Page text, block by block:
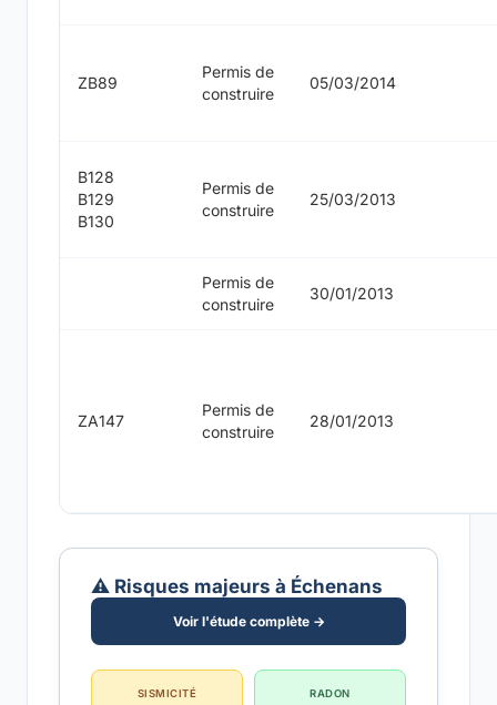
ZB89
Permis de
construire
05/03/2014
B128
B129
B130
Permis de
construire
25/03/2013
Permis de
construire
30/01/2013
ZA147
Permis de
construire
28/01/2013
⚠️ Risques majeurs à Échenans
Voir l'étude complète →
SISMICITÉ RADON